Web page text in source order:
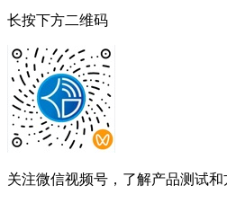
长按下方二维码
关注微信视频号，了解产品测试